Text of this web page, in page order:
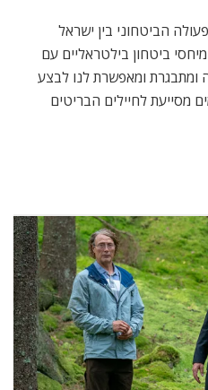
הביטחוני בין ישראל
ביטחון בילטראליים עם
ומתבגרת ומאפשרת לנו לבצע
מסייעת לחיילים הבריטים